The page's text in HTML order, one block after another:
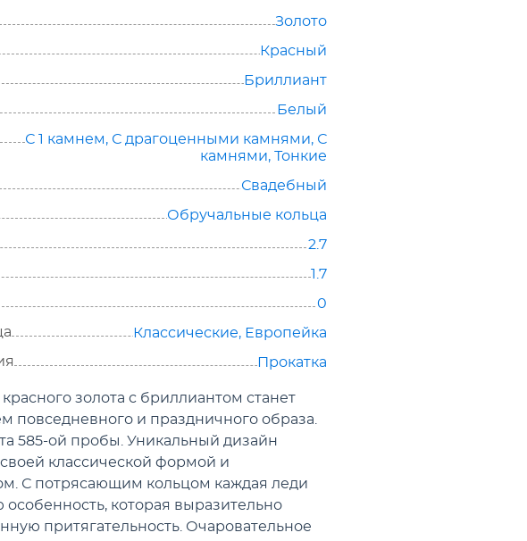
Золото
Красный
Бриллиант
Белый
С 1 камнем, С драгоценными камнями, С
камнями, Тонкие
Свадебный
Обручальные кольца
2.7
1.7
0
Классические, Европейка
Прокатка
золота с бриллиантом станет
повседневного и праздничного образа.
585-ой пробы. Уникальный дизайн
классической формой и
С потрясающим кольцом каждая леди
которая выразительно
притягательность. Очаровательное